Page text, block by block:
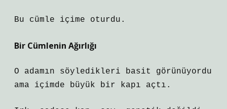
Bu cümle içime oturdu.
Bir Cümlenin Ağırlığı
O adamın söyledikleri basit görünüyordu
ama içimde büyük bir kapı açtı.